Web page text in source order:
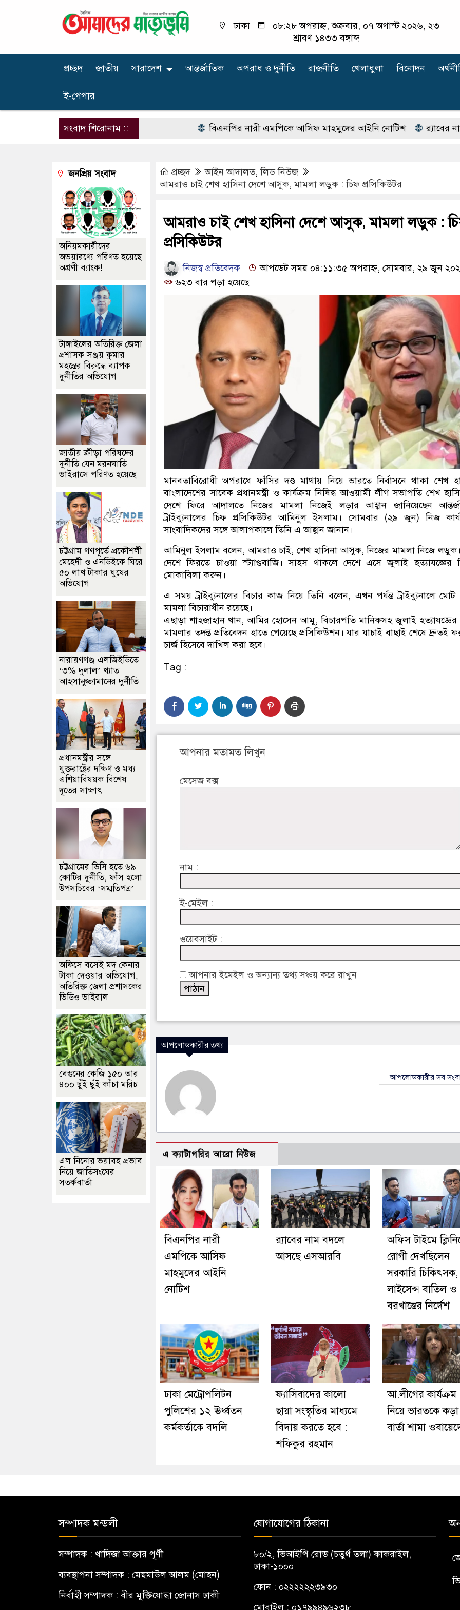
ঢাকা
০৮:২৮ অপরাহ্ন, শুক্রবার, ০৭ অগাস্ট ২০২৬, ২৩
শ্রাবণ ১৪৩৩ বঙ্গাব্দ
প্রচ্ছদ জাতীয় সারাদেশ আন্তর্জাতিক অপরাধ ‍ও দুর্নীতি রাজনীতি খেলাধুলা বিনোদন
ই-পেপার
সংবাদ শিরোনাম :: বিএনপির নারী এমপিকে আসিফ মাহমুদের আইনি নোটিশ র‍্যাবের নাম
প্রচ্ছদ আইন আদালত,লিড নিউজ
আমরাও চাই শেখ হাসিনা দেশে আসুক, মামলা লড়ুক : চিফ প্রসিকিউটর
আমরাও চাই শেখ হাসিনা দেশে আসুক, মামলা লড়ুক :
প্রসিকিউটর
নিজস্ব প্রতিবেদক
আপডেট সময় ০৪:১১:৩৫ অপরাহ্ন, সোমবার, ২৯ জুন
৬২৩ বার পড়া হয়েছে
মানবতাবিরোধী অপরাধে ফাঁসির দণ্ড মাথায় নিয়ে ভারতে নির্বাসনে থাকা শেখ
বাংলাদেশের সাবেক প্রধানমন্ত্রী ও কার্যক্রম নিষিদ্ধ আওয়ামী লীগ সভাপতি শেখ
দেশে ফিরে আদালতে নিজের মামলা নিজেই লড়ার আহ্বান জানিয়েছেন
ট্রাইব্যুনালের চিফ প্রসিকিউটর আমিনুল ইসলাম। সোমবার (২৯ জুন) নিজ
সাংবাদিকদের সঙ্গে আলাপকালে তিনি এ আহ্বান জানান।
আমিনুল ইসলাম বলেন, আমরাও চাই, শেখ হাসিনা আসুক, নিজের মামলা নিজে
দেশে ফিরতে চাওয়া স্ট্যাণ্ডবাজি। সাহস থাকলে দেশে এসে জুলাই হত্যাযজ্ঞের
মোকাবিলা করুন।
এ সময় ট্রাইব্যুনালের বিচার কাজ নিয়ে তিনি বলেন, এখন পর্যন্ত ট্রাইব্যুনালে মোট
মামলা বিচারাধীন রয়েছে।
এছাড়া শাহজাহান খান, আমির হোসেন আমু, বিচারপতি মানিকসহ জুলাই হত্যাযজ্ঞের
মামলার তদন্ত প্রতিবেদন হাতে পেয়েছে প্রসিকিউশন। যার যাচাই বাছাই শেষে দ্রুতই
চার্জ হিসেবে দাখিল করা হবে।
Tag :
আপনার মতামত লিখুন
মেসেজ বক্স
নাম :
ই-মেইল :
ওয়েবসাইট :
আপনার ইমেইল ও অন্যান্য তথ্য সঞ্চয় করে রাখুন
আপলোডকারীর তথ্য
আপলোডকারীর সব
এ ক্যাটাগরির আরো নিউজ
বিএনপির নারী
এমপিকে আসিফ
মাহমুদের আইনি
নোটিশ
র‍্যাবের নাম বদলে
আসছে এসআরবি
অফিস টাইমে
রোগী দেখছিলেন
সরকারি চিকিৎসক,
লাইসেন্স বাতিল ও
বরখাস্তের নির্দেশ
ঢাকা মেট্রোপলিটন
পুলিশের ১২ ঊর্ধ্বতন
কর্মকর্তাকে বদলি
ফ্যাসিবাদের কালো
ছায়া সংস্কৃতির মাধ্যমে
বিদায় করতে হবে :
শফিকুর রহমান
আ.লীগের কার্যক্রম
নিয়ে ভারতকে কড়া
বার্তা শামা
জনপ্রিয় সংবাদ
অনিয়মকারীদের
অভয়ারণ্যে পরিণত হয়েছে
অগ্রণী ব্যাংক!
টাঙ্গাইলের অতিরিক্ত জেলা
প্রশাসক সঞ্জয় কুমার
মহন্তের বিরুদ্ধে ব্যাপক
দুর্নীতির অভিযোগ
জাতীয় ক্রীড়া পরিষদের
দুর্নীতি যেন মরনঘাতি
ভাইরাসে পরিণত হয়েছে
চট্টগ্রাম গণপূর্তে প্রকৌশলী
মেহেদী ও এনডিইকে ঘিরে
৫০ লাখ টাকার ঘুষের
অভিযোগ
নারায়ণগঞ্জ এলজিইডিতে
‘৩% দুলাল’ খ্যাত
আহসানুজ্জামানের দুর্নীতি
প্রধানমন্ত্রীর সঙ্গে
যুক্তরাষ্ট্রের দক্ষিণ ও মধ্য
এশিয়াবিষয়ক বিশেষ
দূতের সাক্ষাৎ
চট্টগ্রামের ডিসি হতে ৬৯
কোটির দুর্নীতি, ফাঁস হলো
উপসচিবের ‘সম্মতিপত্র’
অফিসে বসেই মদ কেনার
টাকা দেওয়ার অভিযোগ,
অতিরিক্ত জেলা প্রশাসকের
ভিডিও ভাইরাল
বেগুনের কেজি ১৫০ আর
৪০০ ছুঁই ছুঁই কাঁচা মরিচ
এল নিনোর ভয়াবহ প্রভাব
নিয়ে জাতিসংঘের
সতর্কবার্তা
সম্পাদক মন্ডলী
সম্পাদক : খাদিজা আক্তার পূর্ণী
ব্যবস্থাপনা সম্পাদক : মেছমাউল আলম (মোহন)
নির্বাহী সম্পাদক : বীর মুক্তিযোদ্ধা জোনাস ঢাকী
যোগাযোগের ঠিকানা
৮০/২, ভিআইপি রোড (চতুর্থ তলা) কাকরাইল,
ঢাকা-১০০০
ফোন : ০২২২২২২৩৯৩০
মোবাইল : ০১৭৯৯৪৯৬২৩৮